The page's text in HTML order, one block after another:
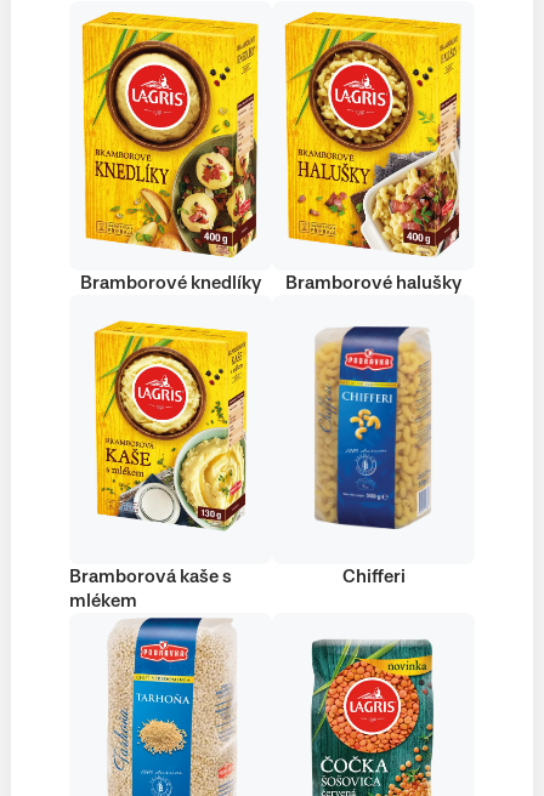
Bramborové knedlíky Bramborové halušky
Bramborová kaše s
mlékem
Chifferi